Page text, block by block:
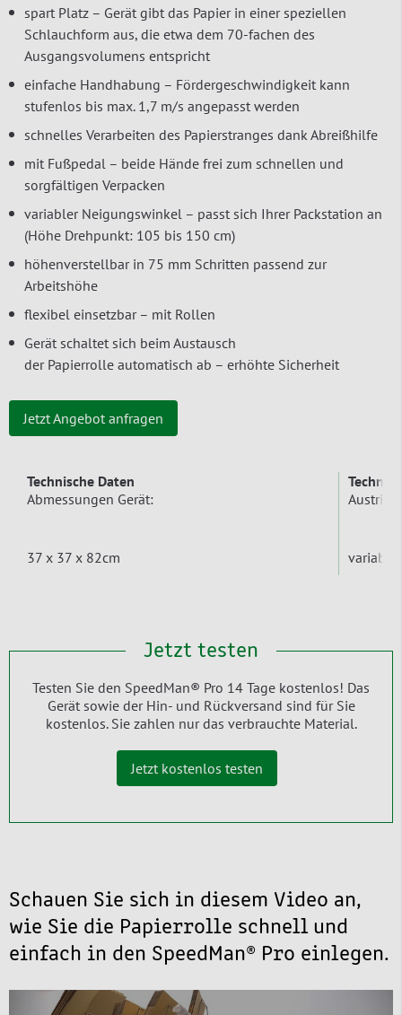
spart Platz – Gerät gibt das Papier in einer speziellen
Schlauchform aus, die etwa dem 70-fachen des
Ausgangsvolumens entspricht
einfache Handhabung – Fördergeschwindigkeit kann
stufenlos bis max. 1,7 m/s angepasst werden
schnelles Verarbeiten des Papierstranges dank Abreißhilfe
mit Fußpedal – beide Hände frei zum schnellen und
sorgfältigen Verpacken
variabler Neigungswinkel – passt sich Ihrer Packstation an
(Höhe Drehpunkt: 105 bis 150 cm)
höhenverstellbar in 75 mm Schritten passend zur
Arbeitshöhe
flexibel einsetzbar – mit Rollen
Gerät schaltet sich beim Austausch
der Papierrolle automatisch ab – erhöhte Sicherheit
Jetzt Angebot anfragen
Technische Daten
Abmessungen Gerät:
37 x 37 x 82cm
Jetzt testen
Testen Sie den SpeedMan® Pro 14 Tage kostenlos! Das
Gerät sowie der Hin- und Rückversand sind für Sie
kostenlos. Sie zahlen nur das verbrauchte Material.
Jetzt kostenlos testen
Schauen Sie sich in diesem Video an,
wie Sie die Papierrolle schnell und
einfach in den SpeedMan® Pro einlegen.